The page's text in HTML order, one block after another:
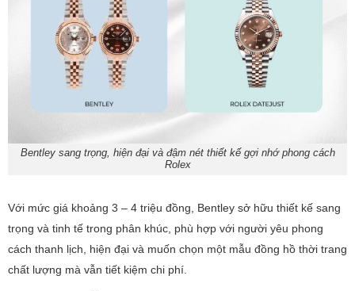
Bentley sang trọng, hiện đại và đậm nét thiết kế gợi nhớ phong cách
Rolex
Với mức giá khoảng 3 – 4 triệu đồng, Bentley sở hữu thiết kế sang
trọng và tinh tế trong phân khúc, phù hợp với người yêu phong
cách thanh lịch, hiện đại và muốn chọn một mẫu đồng hồ thời trang
chất lượng mà vẫn tiết kiệm chi phí.